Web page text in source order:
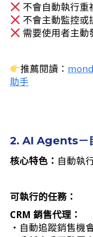
不會自動執行重
不會主動監控或
需要使用者主動
推薦閱讀：
助手
2. AI Agents－
核心特色： 自動執
可執行的任務：
CRM 銷售代理：
・自動追蹤銷售機